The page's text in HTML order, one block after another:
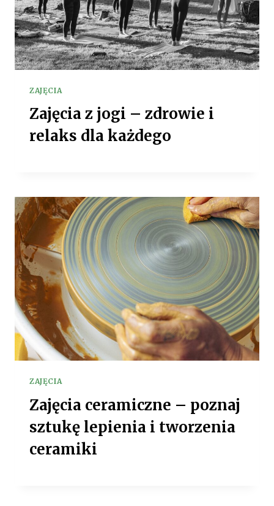
ZAJĘCIA
Zajęcia z jogi – zdrowie i
relaks dla każdego
ZAJĘCIA
Zajęcia ceramiczne – poznaj
sztukę lepienia i tworzenia
ceramiki